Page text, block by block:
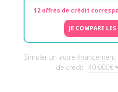
12 offres de crédit
JE COMPARE LES
Simuler un autre
de crédit